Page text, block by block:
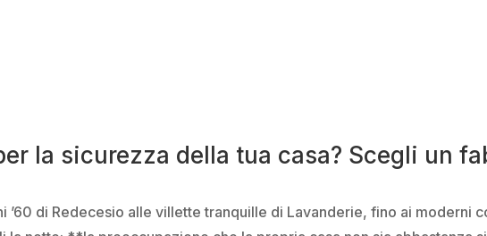
la sicurezza della tua casa? Scegli un
’60 di Redecesio alle villette tranquille di Lavanderie, fino ai moderni